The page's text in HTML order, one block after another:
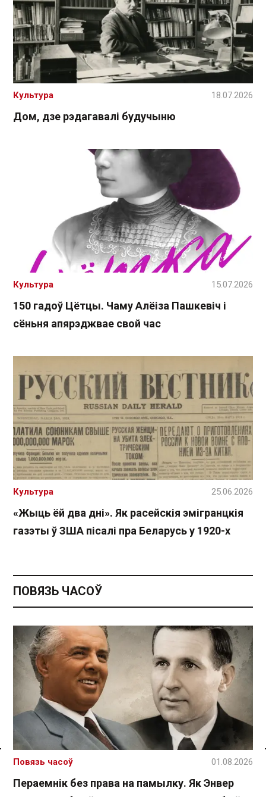
Спасылка без VPN
Дом, дзе рэдагавалі будучыню
Культура 18.07.2026
150 гадоў Цётцы. Чаму Алёіза Пашкевіч і
сёньня апярэджвае свой час
Культура 15.07.2026
«Жыць ёй два дні». Як расейскія эмігранцкія
газэты ў ЗША пісалі пра Беларусь у 1920-х
Культура 25.06.2026
ПОВЯЗЬ ЧАСОЎ
Пераемнік без права на памылку. Як Энвер
Повязь часоў 01.08.2026